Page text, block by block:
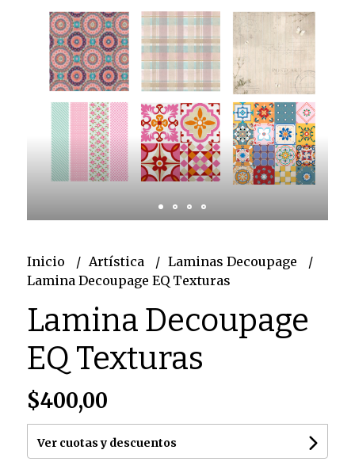
Inicio Artística
Laminas Decoupage
Lamina Decoupage EQ Texturas
Lamina Decoupage
EQ Texturas
$400,00
Ver cuotas y descuentos